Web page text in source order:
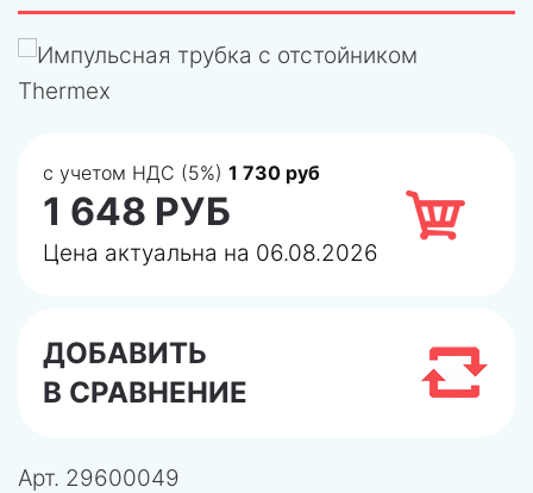
с учетом НДС (5%) 1 730 руб
1 648 РУБ
Цена актуальна на 06.08.2026
ДОБАВИТЬ
В СРАВНЕНИЕ
Арт. 29600049